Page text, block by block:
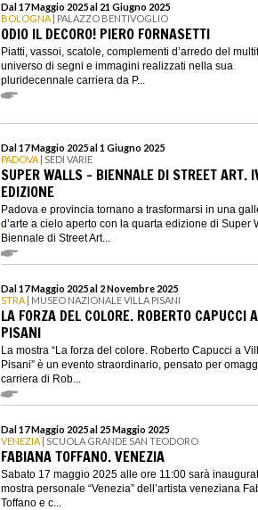
Dal 17 Maggio 2025 al 21 Giugno 2025
BOLOGNA | PALAZZO BENTIVOGLIO
ODIO IL DECORO! PIERO FORNASETTI
Piatti, vassoi, scatole, complementi d’arredo del
universo di segni e immagini realizzati nella sua
pluridecennale carriera da P...
Dal 17 Maggio 2025 al 1 Giugno 2025
PADOVA | SEDI VARIE
SUPER WALLS - BIENNALE DI STREET ART.
EDIZIONE
Padova e provincia tornano a trasformarsi in una
d’arte a cielo aperto con la quarta edizione di Super
Biennale di Street Art...
Dal 17 Maggio 2025 al 2 Novembre 2025
STRA | MUSEO NAZIONALE VILLA PISANI
LA FORZA DEL COLORE. ROBERTO CAPUCCI
PISANI
La mostra “La forza del colore. Roberto Capucci a
Pisani” è un evento straordinario, pensato per
carriera di Rob...
Dal 17 Maggio 2025 al 25 Maggio 2025
VENEZIA | SCUOLA GRANDE SAN TEODORO
FABIANA TOFFANO. VENEZIA
Sabato 17 maggio 2025 alle ore 11:00 sarà
mostra personale “Venezia” dell’artista veneziana
Toffano e c...